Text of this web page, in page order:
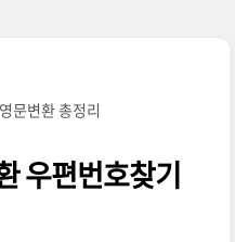
문변환 총정리
우편번호찾기